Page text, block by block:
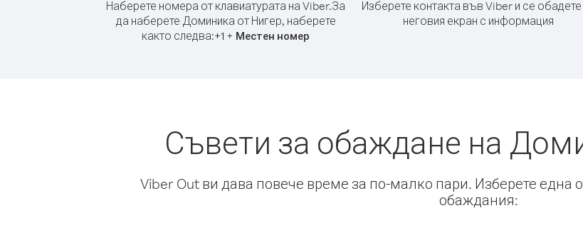
Наберете номера от клавиатурата на Viber.За
да наберете Доминика от Нигер, наберете
както следва:+1 + Местен номер
Изберете контакта във Viber и се обадете
неговия екран с информация
Съвети за обаждане на
Viber Out ви дава повече време за по-малко пари. Изберете една
обаждания: